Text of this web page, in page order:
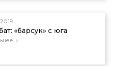
«барсук» с юга